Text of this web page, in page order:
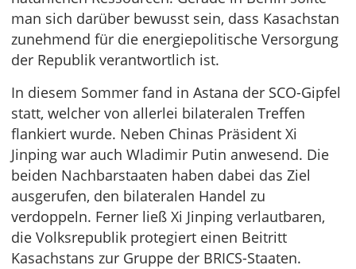
man sich darüber bewusst sein, dass Kasachstan
zunehmend für die energiepolitische Versorgung
der Republik verantwortlich ist.
In diesem Sommer fand in Astana der SCO-Gipfel
statt, welcher von allerlei bilateralen Treffen
flankiert wurde. Neben Chinas Präsident Xi
Jinping war auch Wladimir Putin anwesend. Die
beiden Nachbarstaaten haben dabei das Ziel
ausgerufen, den bilateralen Handel zu
verdoppeln. Ferner ließ Xi Jinping verlautbaren,
die Volksrepublik protegiert einen Beitritt
Kasachstans zur Gruppe der BRICS-Staaten.